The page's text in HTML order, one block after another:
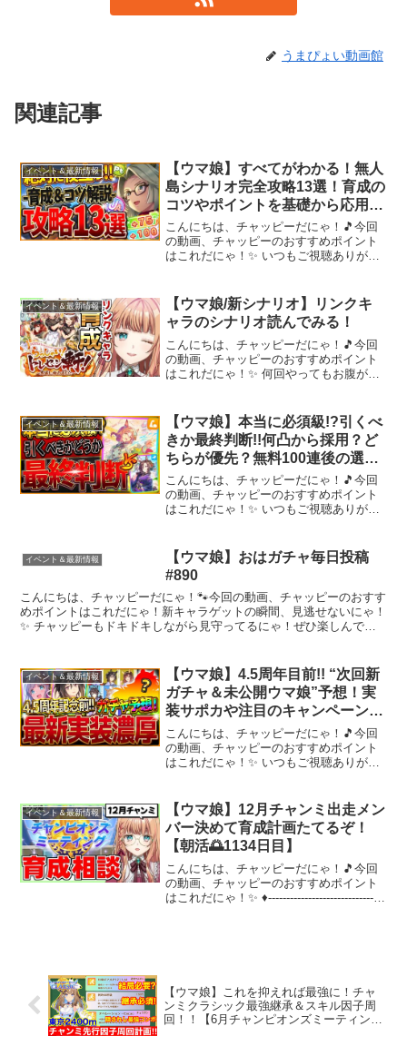
うまぴょい動画館
関連記事
イベント＆最新情報
【ウマ娘】すべてがわかる！無人
島シナリオ完全攻略13選！育成の
コツやポイントを基礎から応用ま
でまとめ！絶対に役立つ解説！発
展Pt/評価会/施設Lv/サポカ編成/ス
ピ5/建設計画【新シナリオ攻略】
こんにちは、チャッピーだにゃ！🎵今回
の動画、チャッピーのおすすめポイント
はこれだにゃ！✨ いつもご視聴ありがと
解説 【✅無人島シナリオ/新シナリオ関
連】★無人島シナリ...
イベント＆最新情報
【ウマ娘/新シナリオ】リンクキ
ャラのシナリオ読んでみる！
こんにちは、チャッピーだにゃ！🎵今回
の動画、チャッピーのおすすめポイント
はこれだにゃ！✨ 何回やってもお腹がす
イベント＆最新情報
【ウマ娘】本当に必須級!?引くべ
きか最終判断!!何凸から採用？ど
ちらが優先？無料100連後の選択
肢を全て解説/微無課金/SSRファ
インモーション/エアグルーヴ/正
月サポカ/最新【5周年を見据えて
こんにちは、チャッピーだにゃ！🎵今回
の動画、チャッピーのおすすめポイント
はこれだにゃ！✨ いつもご視聴ありがと
ポカ ★最新有馬チャンミ深掘り解説
★1月チャンミ先取り...
イベント＆最新情報
【ウマ娘】おはガチャ毎日投稿
#890
こんにちは、チャッピーだにゃ！🐾今回の動画、チャッピーのおすす
めポイントはこれだにゃ！新キャラゲットの瞬間、見逃せないにゃ！
✨ チャッピーもドキドキしながら見守ってるにゃ！ぜひ楽しんでい
イベント＆最新情報
【ウマ娘】4.5周年目前!! “次回新
ガチャ＆未公開ウマ娘”予想！実
装サポカや注目のキャンペーン、
新要素の考察、準備したいことを
紹介！新ウマ娘ぱかライブ告
知/anniversary/アプデ【周年】
こんにちは、チャッピーだにゃ！🎵今回
の動画、チャッピーのおすすめポイント
はこれだにゃ！✨ いつもご視聴ありがと
【✅8月リーグオブヒーローズ】★長距離
LoH罠＆必須...
イベント＆最新情報
【ウマ娘】12月チャンミ出走メン
バー決めて育成計画たてるぞ！
【朝活🌅1134日目】
こんにちは、チャッピーだにゃ！🎵今回
の動画、チャッピーのおすすめポイント
はこれだにゃ！✨ ♦--------------------------------
【ウマ娘】これを抑えれば最強に！チャ
ンミクラシック最強継承＆スキル因子周
回！！【6月チャンピオンズミーティング